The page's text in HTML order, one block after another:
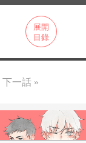
展開
目錄
下一話 »